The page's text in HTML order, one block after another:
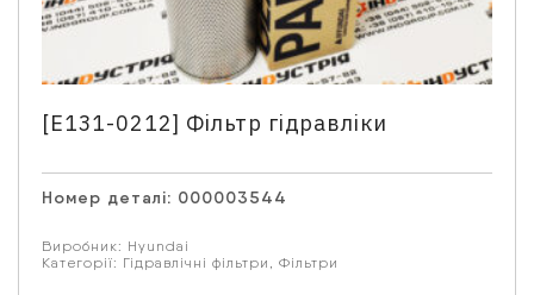
[E131-0212] Фільтр гідравліки
Номер деталі: 000003544
Виробник: Hyundai
Категорії: Гідравлічні фільтри Фільтри